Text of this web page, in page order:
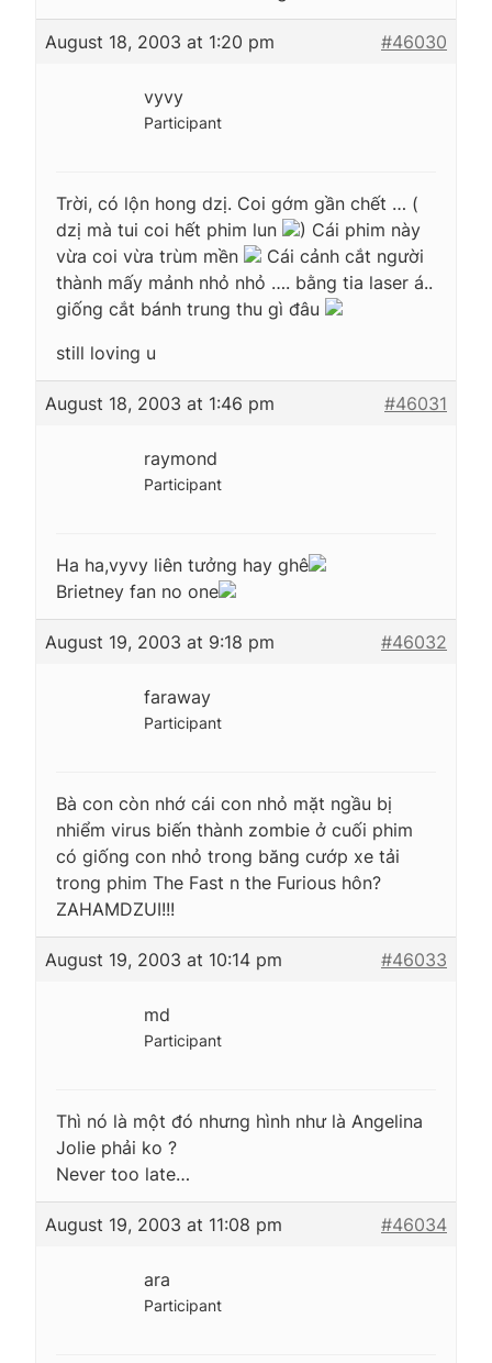
August 18, 2003 at 1:20 pm #46030
vyvy
Participant
Trời, có lộn hong dzị. Coi gớm gần chết … (
dzị mà tui coi hết phim lun
) Cái phim này
vừa coi vừa trùm mền
Cái cảnh cắt người
thành mấy mảnh nhỏ nhỏ …. bằng tia laser á..
giống cắt bánh trung thu gì đâu
still loving u
August 18, 2003 at 1:46 pm #46031
raymond
Participant
Ha ha,vyvy liên tưởng hay ghê
Brietney fan no one
August 19, 2003 at 9:18 pm #46032
faraway
Participant
Bà con còn nhớ cái con nhỏ mặt ngầu bị
nhiểm virus biến thành zombie ở cuối phim
có giống con nhỏ trong băng cướp xe tải
trong phim The Fast n the Furious hôn?
ZAHAMDZUI!!!
August 19, 2003 at 10:14 pm #46033
md
Participant
Thì nó là một đó nhưng hình như là Angelina
Jolie phải ko ?
Never too late…
August 19, 2003 at 11:08 pm #46034
ara
Participant